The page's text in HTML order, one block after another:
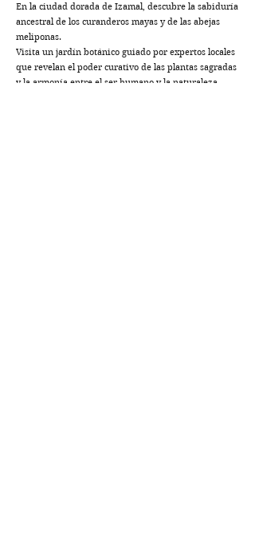
En la ciudad dorada de Izamal, descubre la sabiduría
ancestral de los curanderos mayas y de las abejas
meliponas.
Visita un jardín botánico guiado por expertos locales
que revelan el poder curativo de las plantas sagradas
y la armonía entre el ser humano y la naturaleza.